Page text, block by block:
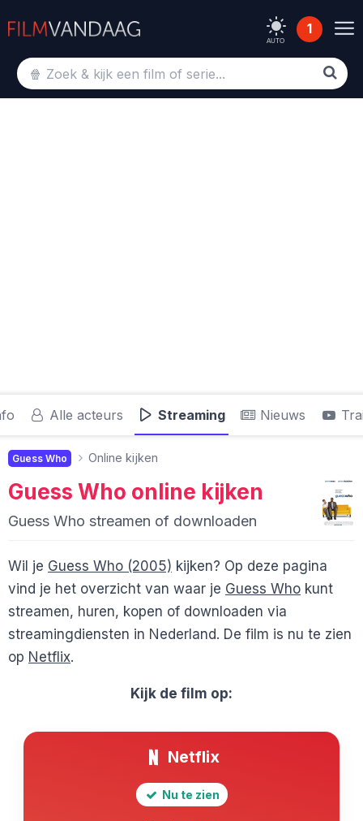
AUTO
1
Alle acteurs Streaming Nieuws
Guess Who Online kijken
Guess Who online kijken
Guess Who streamen of downloaden
Wil je Guess Who (2005) kijken? Op deze pagina
vind je het overzicht van waar je Guess Who kunt
streamen, huren, kopen of downloaden via
streamingdiensten in Nederland. De film is nu te zien
op Netflix.
Kijk de film op:
Netflix
Nu te zien